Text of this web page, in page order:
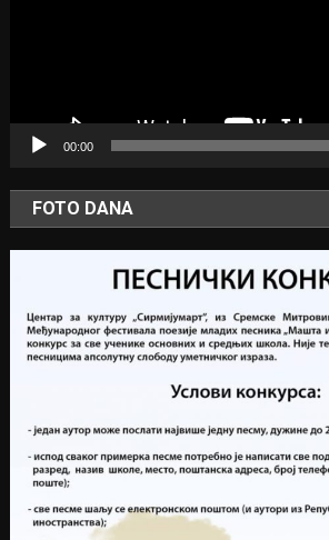
00:00
FOTO DANA